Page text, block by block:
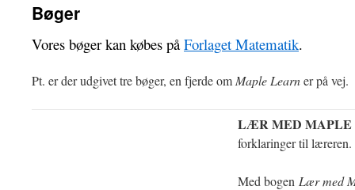
Bøger
Vores bøger kan købes påForlaget Matematik.
Pt. er der udgivet tre bøger, en fjerde om Maple Learner på vej.
LÆR MED MAPLE
forklaringer til læreren.
Med bogen Lær med